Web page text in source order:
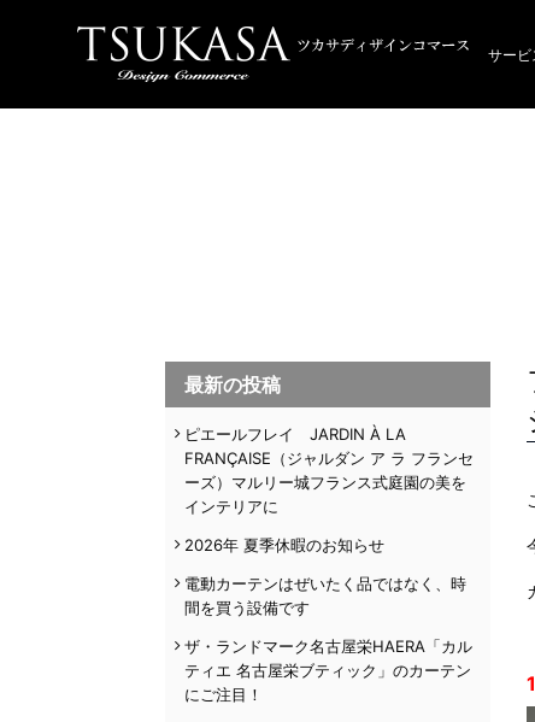
サービ
最新の投稿
ピエールフレイ JARDIN À LA
FRANÇAISE（ジャルダン ア ラ フランセ
ーズ）マルリー城フランス式庭園の美を
インテリアに
2026年 夏季休暇のお知らせ
電動カーテンはぜいたく品ではなく、時
間を買う設備です
ザ・ランドマーク名古屋栄HAERA「カル
ティエ 名古屋栄ブティック」のカーテン
にご注目！